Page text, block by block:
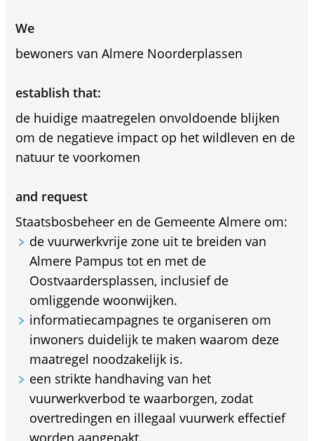
We
bewoners van Almere Noorderplassen
establish that:
de huidige maatregelen onvoldoende blijken
om de negatieve impact op het wildleven en de
natuur te voorkomen
and request
Staatsbosbeheer en de Gemeente Almere om:
de vuurwerkvrije zone uit te breiden van
Almere Pampus tot en met de
Oostvaardersplassen, inclusief de
omliggende woonwijken.
informatiecampagnes te organiseren om
inwoners duidelijk te maken waarom deze
maatregel noodzakelijk is.
een strikte handhaving van het
vuurwerkverbod te waarborgen, zodat
overtredingen en illegaal vuurwerk effectief
worden aangepakt.